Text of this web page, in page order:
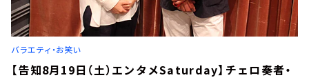
バラエティ・お笑い
【告知8月19日（土）エンタメSaturday】チェロ奏者・